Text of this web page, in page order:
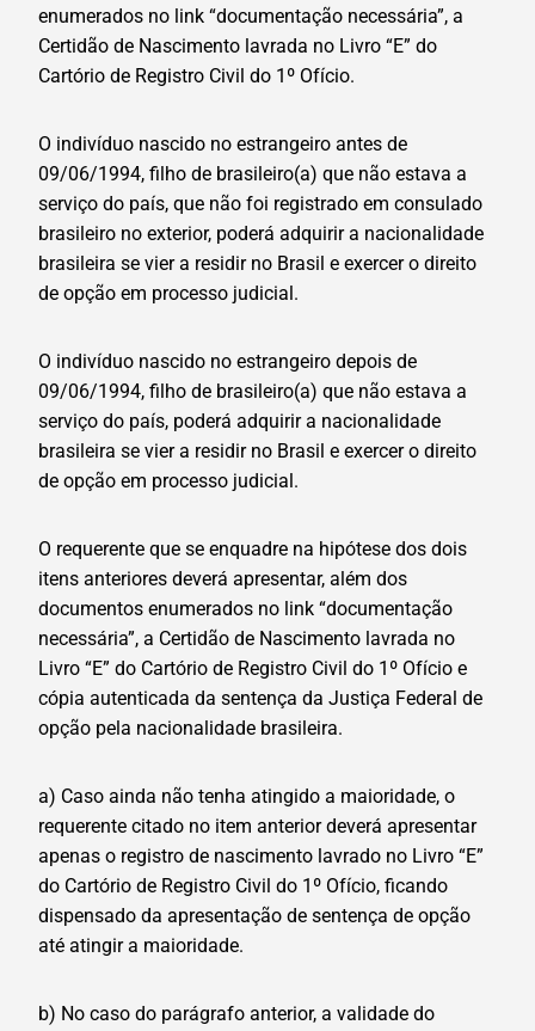
enumerados no link “documentação necessária”, a
Certidão de Nascimento lavrada no Livro “E” do
Cartório de Registro Civil do 1º Ofício.
O indivíduo nascido no estrangeiro antes de
09/06/1994, filho de brasileiro(a) que não estava a
serviço do país, que não foi registrado em consulado
brasileiro no exterior, poderá adquirir a nacionalidade
brasileira se vier a residir no Brasil e exercer o direito
de opção em processo judicial.
O indivíduo nascido no estrangeiro depois de
09/06/1994, filho de brasileiro(a) que não estava a
serviço do país, poderá adquirir a nacionalidade
brasileira se vier a residir no Brasil e exercer o direito
de opção em processo judicial.
O requerente que se enquadre na hipótese dos dois
itens anteriores deverá apresentar, além dos
documentos enumerados no link “documentação
necessária”, a Certidão de Nascimento lavrada no
Livro “E” do Cartório de Registro Civil do 1º Ofício e
cópia autenticada da sentença da Justiça Federal de
opção pela nacionalidade brasileira.
a) Caso ainda não tenha atingido a maioridade, o
requerente citado no item anterior deverá apresentar
apenas o registro de nascimento lavrado no Livro “E”
do Cartório de Registro Civil do 1º Ofício, ficando
dispensado da apresentação de sentença de opção
até atingir a maioridade.
b) No caso do parágrafo anterior, a validade do